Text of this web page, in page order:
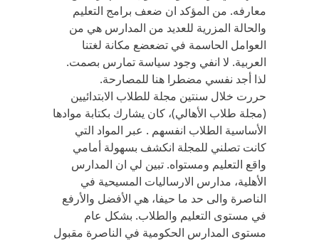
معارفه. من المؤكد ان ضعف برامج التعليم
والحالة المزرية للعديد من المدارس هي من
العوامل الحاسمة في تضعضع مكانة لغتنا
العربية. لا انفي وجود سياسة تمارس بصمت.
لذا أجد نفسي مضطرا هنا للمصارحة.
حررت خلال سنتين مجلة للطلاب الابتدائيين
(مجلة طلاب الأهالي)، كان يشارك بكتابة موادها
الأساسية الطلاب انفسهم . عبر المواد التي
كانت تصلني للمجلة انكشف بسهولة أمامي
واقع التعليم ومستواه. تبين لي ان المدارس
الأهلية، مدارس الارساليات المسيحية في
الناصرة والى حد ما حيفا، هي الأفضل والأرفع
في مستوى التعليم والطلاب. بشكل عام
مستوى المدارس الحكومية في الناصرة مقبول